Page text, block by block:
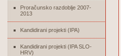
Proračunsko razdoblje 2007-
2013
Kandidirani projekti (IPA)
Kandidirani projekti (IPA SLO-
HRV)